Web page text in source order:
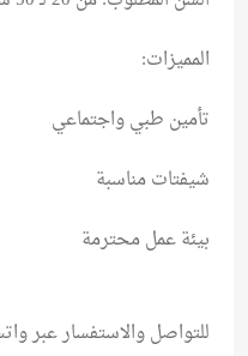
المميزات:
تأمين طبي واجتماعي
شيفتات مناسبة
بيئة عمل محترمة
للتواصل والاستفسار عبر